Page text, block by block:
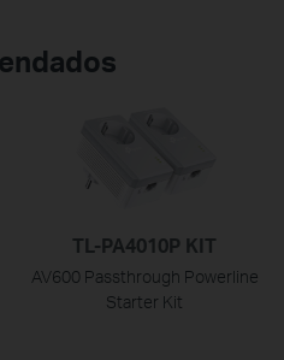
TL-PA4010P KIT
AV600 Passthrough Powerline
Starter Kit